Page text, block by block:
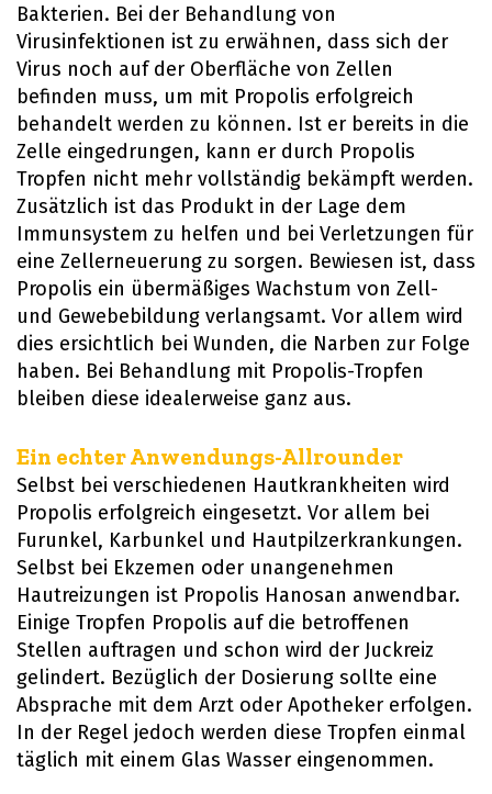
Bakterien. Bei der Behandlung von
Virusinfektionen ist zu erwähnen, dass sich der
Virus noch auf der Oberfläche von Zellen
befinden muss, um mit Propolis erfolgreich
behandelt werden zu können. Ist er bereits in die
Zelle eingedrungen, kann er durch Propolis
Tropfen nicht mehr vollständig bekämpft werden.
Zusätzlich ist das Produkt in der Lage dem
Immunsystem zu helfen und bei Verletzungen für
eine Zellerneuerung zu sorgen. Bewiesen ist, dass
Propolis ein übermäßiges Wachstum von Zell-
und Gewebebildung verlangsamt. Vor allem wird
dies ersichtlich bei Wunden, die Narben zur Folge
haben. Bei Behandlung mit Propolis-Tropfen
bleiben diese idealerweise ganz aus.
Ein echter Anwendungs-Allrounder
Selbst bei verschiedenen Hautkrankheiten wird
Propolis erfolgreich eingesetzt. Vor allem bei
Furunkel, Karbunkel und Hautpilzerkrankungen.
Selbst bei Ekzemen oder unangenehmen
Hautreizungen ist Propolis Hanosan anwendbar.
Einige Tropfen Propolis auf die betroffenen
Stellen auftragen und schon wird der Juckreiz
gelindert. Bezüglich der Dosierung sollte eine
Absprache mit dem Arzt oder Apotheker erfolgen.
In der Regel jedoch werden diese Tropfen einmal
täglich mit einem Glas Wasser eingenommen.